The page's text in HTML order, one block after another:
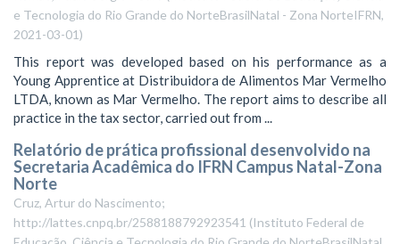
e Tecnologia do Rio Grande do NorteBrasilNatal - Zona NorteIFRN,
2021-03-01)
This report was developed based on his performance as a
Young Apprentice at Distribuidora de Alimentos Mar Vermelho
LTDA, known as Mar Vermelho. The report aims to describe all
practice in the tax sector, carried out from ...
Relatório de prática profissional desenvolvido na
Secretaria Acadêmica do IFRN Campus Natal-Zona
Norte
Cruz, Artur do Nascimento;
http://lattes.cnpq.br/2588188792923541 (Instituto Federal de